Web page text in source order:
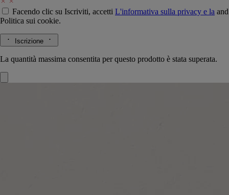
Facendo clic su Iscriviti, accetti L'informativa sulla privacy e la and
Politica sui cookie.
Iscrizione
La quantità massima consentita per questo prodotto è stata superata.